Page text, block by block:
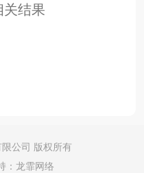
关结果
公司 版权所有
： 龙霏网络